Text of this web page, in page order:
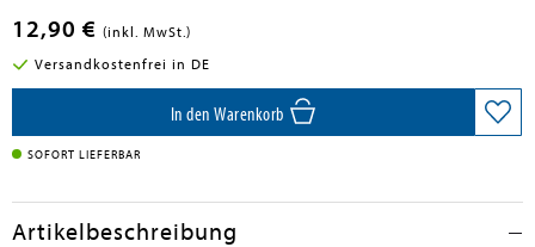
12,90 € (inkl. MwSt.)
Versandkostenfrei in DE
In den Warenkorb
SOFORT LIEFERBAR
Artikelbeschreibung